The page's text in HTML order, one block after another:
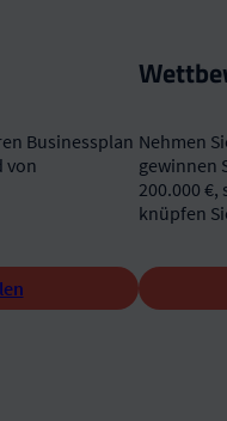
Businessplan
von
Nehmen
gewinnen
200.000
knüpfen